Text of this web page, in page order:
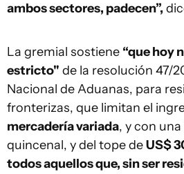
ambos sectores, padecen”,
La gremial sostiene “que hoy
estricto" de la resolución 47/
Nacional de Aduanas, para
fronterizas, que limitan el
mercadería variada, y con
quincenal, y del tope deUS$
todos aquellos que, sin ser